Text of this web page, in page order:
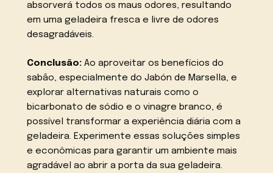
absorverá todos os maus odores, resultando
em uma geladeira fresca e livre de odores
desagradáveis.
Conclusão: Ao aproveitar os benefícios do
sabão, especialmente do Jabón de Marsella, e
explorar alternativas naturais como o
bicarbonato de sódio e o vinagre branco, é
possível transformar a experiência diária com a
geladeira. Experimente essas soluções simples
e econômicas para garantir um ambiente mais
agradável ao abrir a porta da sua geladeira.